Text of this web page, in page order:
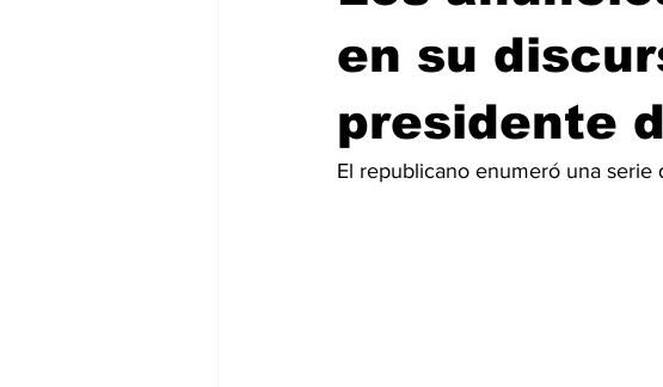
en su
presidente
El republicano enumeró una serie